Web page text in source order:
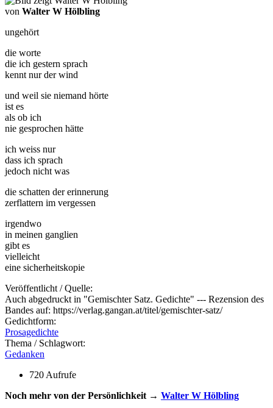
von Walter W Hölbling
ungehört
die worte
die ich gestern sprach
kennt nur der wind
und weil sie niemand hörte
ist es
als ob ich
nie gesprochen hätte
ich weiss nur
dass ich sprach
jedoch nicht was
die schatten der erinnerung
zerflattern im vergessen
irgendwo
in meinen ganglien
gibt es
vielleicht
eine sicherheitskopie
Veröffentlicht / Quelle:
Auch abgedruckt in "Gemischter Satz. Gedichte" --- Rezension des
Bandes auf: https://verlag.gangan.at/titel/gemischter-satz/
Gedichtform:
Prosagedichte
Thema / Schlagwort:
Gedanken
720 Aufrufe
Noch mehr von der Persönlichkeit → Walter W Hölbling